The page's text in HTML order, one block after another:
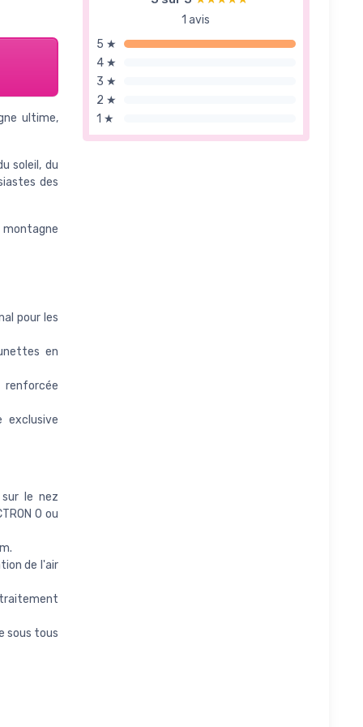
1 avis
5 ★
4 ★
3 ★
2 ★
1 ★
ultime,
soleil, du
des
montagne
pour les
en
exclusive
sur le nez
0 ou
de l'air
sous tous